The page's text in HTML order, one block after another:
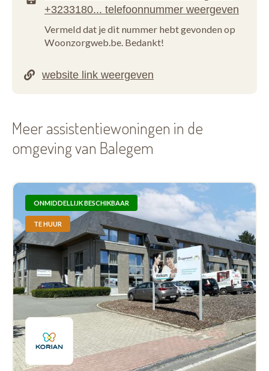
Vermeld dat je dit nummer hebt gevonden op
Woonzorgweb.be. Bedankt!
Meer assistentiewoningen in de
omgeving van Balegem
ONMIDDELLIJK BESCHIKBAAR
TE HUUR